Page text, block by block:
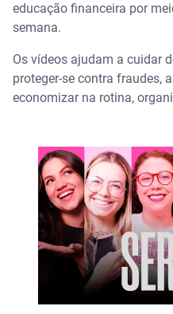
educação financeira por
semana.
Os vídeos ajudam a cuidar
proteger-se contra fraudes,
economizar na rotina,